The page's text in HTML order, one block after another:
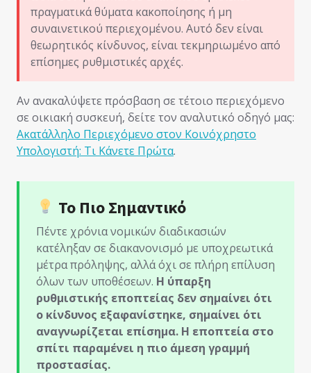
πραγματικά θύματα κακοποίησης ή μη
συναινετικού περιεχομένου. Αυτό δεν είναι
θεωρητικός κίνδυνος, είναι τεκμηριωμένο από
επίσημες ρυθμιστικές αρχές.
Αν ανακαλύψετε πρόσβαση σε τέτοιο περιεχόμενο
σε οικιακή συσκευή, δείτε τον αναλυτικό οδηγό μας:
Ακατάλληλο Περιεχόμενο στον Κοινόχρηστο
Υπολογιστή: Τι Κάνετε Πρώτα.
Το Πιο Σημαντικό
Πέντε χρόνια νομικών διαδικασιών
κατέληξαν σε διακανονισμό με υποχρεωτικά
μέτρα πρόληψης, αλλά όχι σε πλήρη επίλυση
όλων των υποθέσεων. Η ύπαρξη
ρυθμιστικής εποπτείας δεν σημαίνει ότι
ο κίνδυνος εξαφανίστηκε, σημαίνει ότι
αναγνωρίζεται επίσημα. Η εποπτεία στο
σπίτι παραμένει η πιο άμεση γραμμή
προστασίας.